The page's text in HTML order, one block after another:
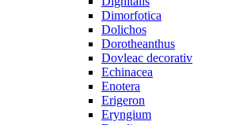
Dimorfotica
Dolichos
Dorotheanthus
Dovleac decorativ
Echinacea
Enotera
Erigeron
Eryngium